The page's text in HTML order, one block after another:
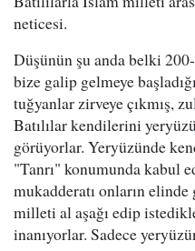
neticesi.
Düşünün şu anda belki
bize galip gelmeye
tuğyanlar zirveye çıkmış,
Batılılar kendilerini
görüyorlar. Yeryüzünde
"Tanrı" konumunda kabul
mukadderatı onların
milleti al aşağı edip
inanıyorlar. Sadece